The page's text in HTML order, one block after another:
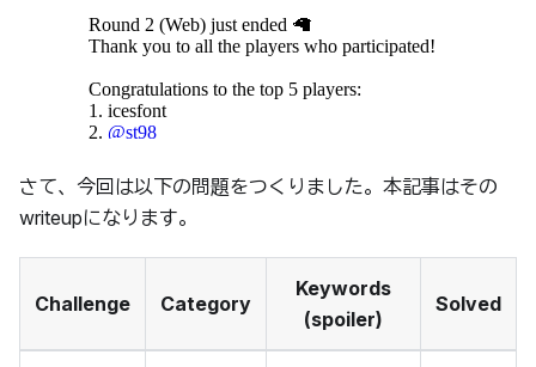
さて、今回は以下の問題をつくりました。本記事はその
writeupになります。
Challenge Category
Keywords
(spoiler)
Solved